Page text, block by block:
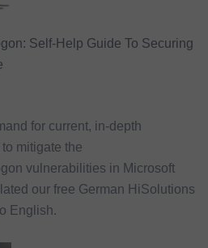
Self-Help Guide To Securing
for current, in-depth
mitigate the
vulnerabilities in Microsoft
our free German HiSolutions
English.